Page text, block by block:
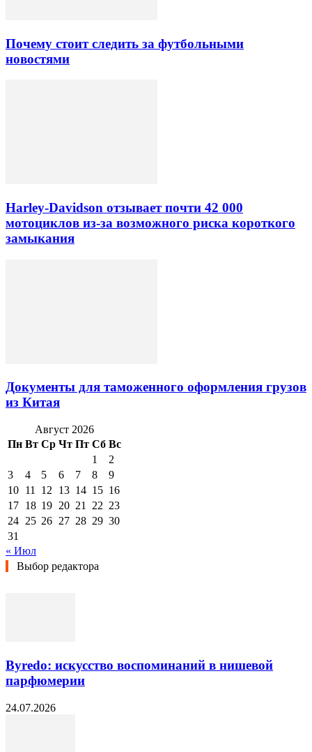
Почему стоит следить за футбольными
новостями
Harley-Davidson отзывает почти 42 000
мотоциклов из-за возможного риска короткого
замыкания
Документы для таможенного оформления грузов
из Китая
Август 2026
Пн Вт Ср Чт Пт Сб Вс
1
2
3
4 5 6 7 8
9
10 11 12 13 14 15 16
17 18 19 20 21 22 23
24 25 26 27 28 29 30
31
« Июл
Выбор редактора
Byredo: искусство воспоминаний в нишевой
парфюмерии
24.07.2026